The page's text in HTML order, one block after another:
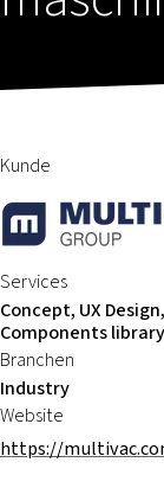
Kunde
Services
Concept, UX
Components library
Branchen
Industry
Website
https://